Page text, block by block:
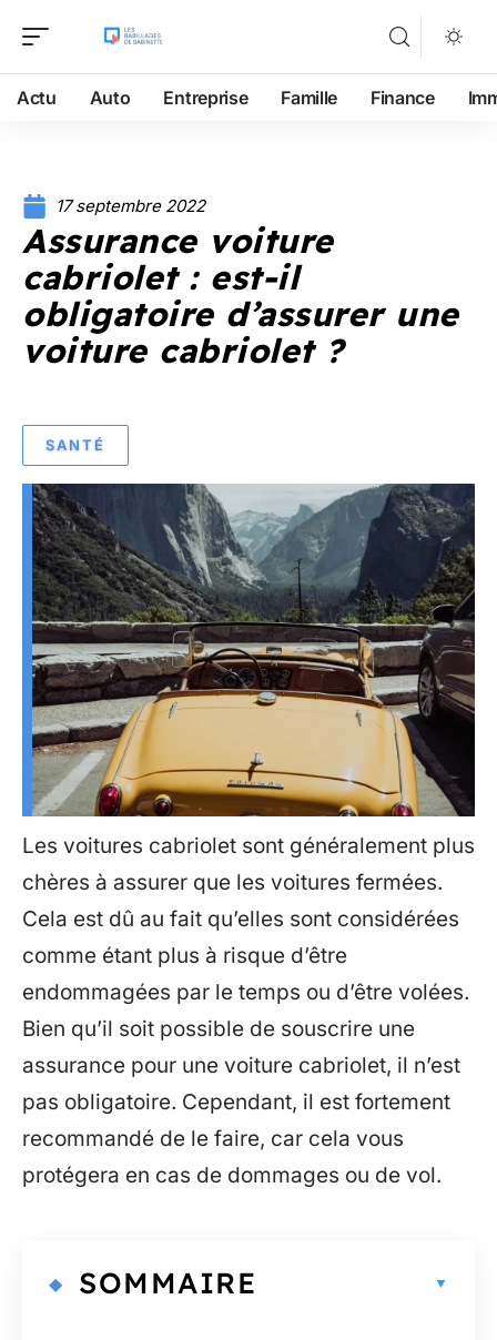
Actu Auto Entreprise Famille Finance
17 septembre 2022
Assurance voiture
cabriolet : est-il
obligatoire d’assurer une
voiture cabriolet ?
SANTÉ
Les voitures cabriolet sont généralement plus
chères à assurer que les voitures fermées.
Cela est dû au fait qu’elles sont considérées
comme étant plus à risque d’être
endommagées par le temps ou d’être volées.
Bien qu’il soit possible de souscrire une
assurance pour une voiture cabriolet, il n’est
pas obligatoire. Cependant, il est fortement
recommandé de le faire, car cela vous
protégera en cas de dommages ou de vol.
SOMMAIRE